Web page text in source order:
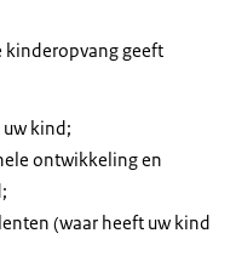
kinderopvang geeft
kind;
ontwikkeling en
(waar heeft uw kind